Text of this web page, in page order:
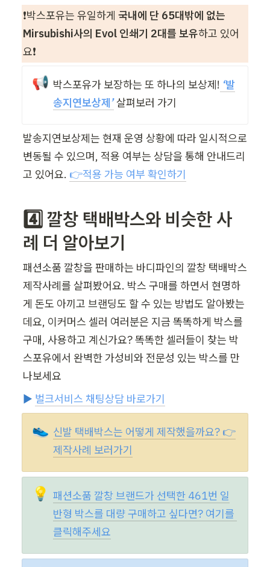
❗박스포유는 유일하게 국내에 단 65대밖에 없는
Mirsubishi사의 Evol 인쇄기 2대를 보유하고 있어
요❗
📢 박스포유가 보장하는 또 하나의 보상제! ‘발
송지연보상제’ 살펴보러 가기
발송지연보상제는 현재 운영 상황에 따라 일시적으로
변동될 수 있으며, 적용 여부는 상담을 통해 안내드리
고 있어요. 👉적용 가능 여부 확인하기
4️⃣ 깔창 택배박스와 비슷한 사
례 더 알아보기
패션소품 깔창을 판매하는 바디파인의 깔창 택배박스
제작사례를 살펴봤어요. 박스 구매를 하면서 현명하
게 돈도 아끼고 브랜딩도 할 수 있는 방법도 알아봤는
데요, 이커머스 셀러 여러분은 지금 똑똑하게 박스를
구매, 사용하고 계신가요? 똑똑한 셀러들이 찾는 박
스포유에서 완벽한 가성비와 전문성 있는 박스를 만
나보세요
▶️ 벌크서비스 채팅상담 바로가기
👟 신발 택배박스는 어떻게 제작했을까요? 👉
제작사례 보러가기
💡 패션소품 깔창 브랜드가 선택한 461번 일
반형 박스를 대량 구매하고 싶다면? 여기를
클릭해주세요